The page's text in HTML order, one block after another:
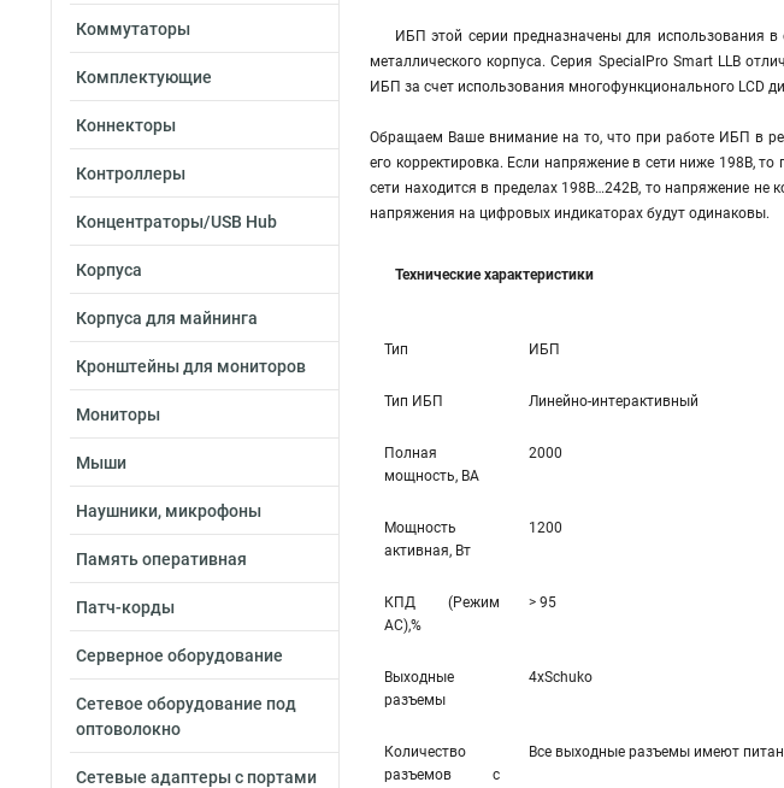
Коммутаторы
Комплектующие
Коннекторы
Контроллеры
Концентраторы/USB Hub
Корпуса
Корпуса для майнинга
Кронштейны для мониторов
Мониторы
Мыши
Наушники, микрофоны
Память оперативная
Патч-корды
Серверное оборудование
Сетевое оборудование под
оптоволокно
Сетевые адаптеры с портами
ИБП этой серии предназначены для использования
металлического корпуса. Серия SpecialPro Smart LLB
ИБП за счет использования многофункционального LCD
Обращаем Ваше внимание на то, что при работе ИБП в
его корректировка. Если напряжение в сети ниже 198В,
сети находится в пределах 198В…242В, то напряжение не
напряжения на цифровых индикаторах будут одинаковы.
Технические характеристики
Тип ИБП
Тип ИБП Линейно-интерактивный
Полная
мощность, ВА
2000
Мощность
активная, Вт
1200
КПД (Режим
AC),%
> 95
Выходные
разъемы
4xSchuko
Количество
разъемов с
Все выходные разъемы имеют